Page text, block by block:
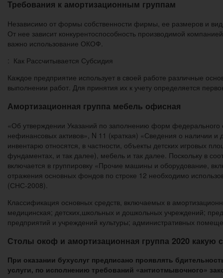
Требования к амортизационным группам
Независимо от формы собственности фирмы, ее размеров и
От нее зависит конкурентоспособность производимой
важно использование ОКОФ.
: Как Рассчитывается Субсидия
Каждое предприятие использует в своей работе различные
выполнении работ. Для принятия их к учету определяется
Амортизационная группа мебель офисная
«Об утверждении Указаний по заполнению форм федерального
нефинансовых активов», N 11 (краткая) «Сведения о наличии
инвентарю относятся, в частности, объекты детских игровых
фундаментах, и так далее), мебель и так далее. Поскольку в
включается в группировку «Прочие машины и оборудование,
отражения основных фондов по строке 12 необходимо
(СНС-2008).
Классификация основных средств, включаемых в
медицинская; детских,школьных и дошкольных учреждений;
предприятий и учреждений культуры; административных
Столы окоф и амортизационная группа 2020 какую
При оказании бухуслуг предписано проявлять
услуги, по исполнению требований «антиотмывочного»